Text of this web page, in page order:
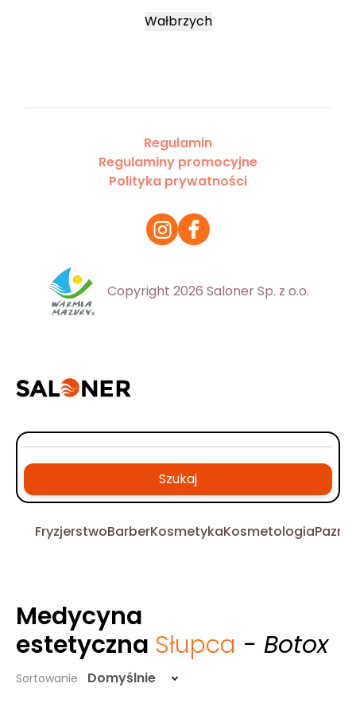
Wałbrzych
Regulamin
Regulaminy promocyjne
Polityka prywatności
Copyright 2026 Saloner Sp. z o.o.
Szukaj
FryzjerstwoBarberKosmetykaKosmetologia
Medycyna
estetyczna Słupca - Botox
Sortowanie Domyślnie